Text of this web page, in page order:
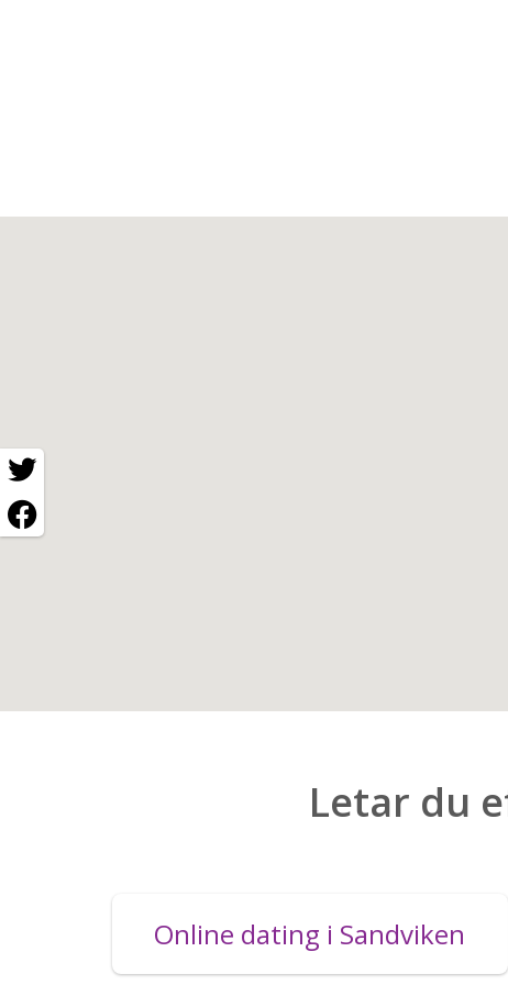
Letar du
Online dating i Sandviken